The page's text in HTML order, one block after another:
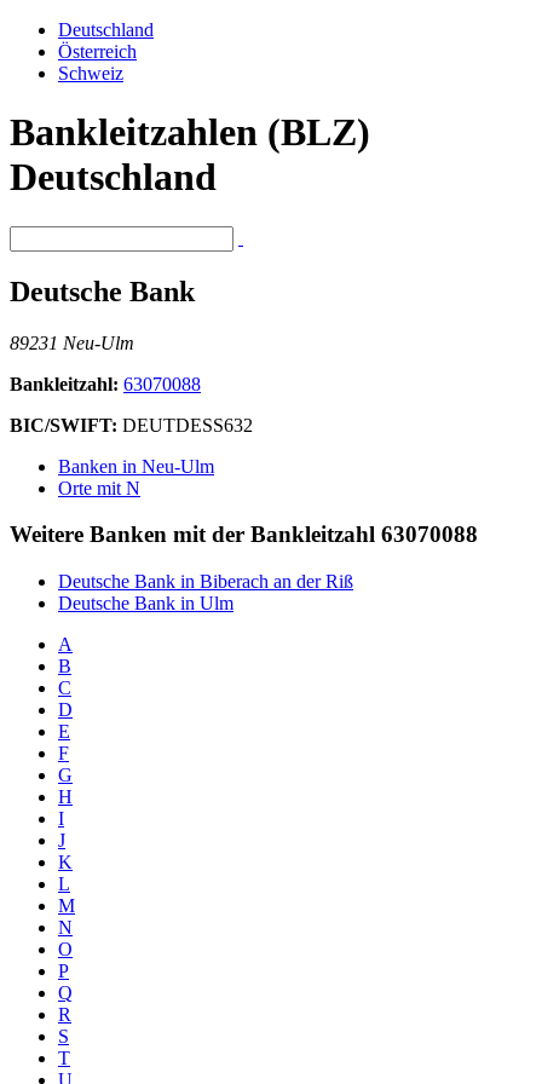
Deutschland
Österreich
Schweiz
Bankleitzahlen (BLZ)
Deutschland
Deutsche Bank
89231 Neu-Ulm
Bankleitzahl: 63070088
BIC/SWIFT: DEUTDESS632
Banken in Neu-Ulm
Orte mit N
Weitere Banken mit der Bankleitzahl 63070088
Deutsche Bank in Biberach an der Riß
Deutsche Bank in Ulm
A
B
C
D
E
F
G
H
I
J
K
L
M
N
O
P
Q
R
S
T